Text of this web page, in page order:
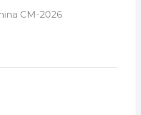
CM-2026